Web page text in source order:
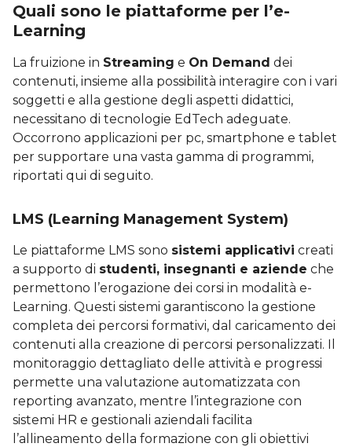
Quali sono le piattaforme per l’e-
Learning
La fruizione in Streaming e On Demand dei
contenuti, insieme alla possibilità interagire con i vari
soggetti e alla gestione degli aspetti didattici,
necessitano di tecnologie EdTech adeguate.
Occorrono applicazioni per pc, smartphone e tablet
per supportare una vasta gamma di programmi,
riportati qui di seguito.
LMS (Learning Management System)
Le piattaforme LMS sono sistemi applicativi creati
a supporto di studenti, insegnanti e aziende che
permettono l’erogazione dei corsi in modalità e-
Learning. Questi sistemi garantiscono la gestione
completa dei percorsi formativi, dal caricamento dei
contenuti alla creazione di percorsi personalizzati. Il
monitoraggio dettagliato delle attività e progressi
permette una valutazione automatizzata con
reporting avanzato, mentre l’integrazione con
sistemi HR e gestionali aziendali facilita
l’allineamento della formazione con gli obiettivi